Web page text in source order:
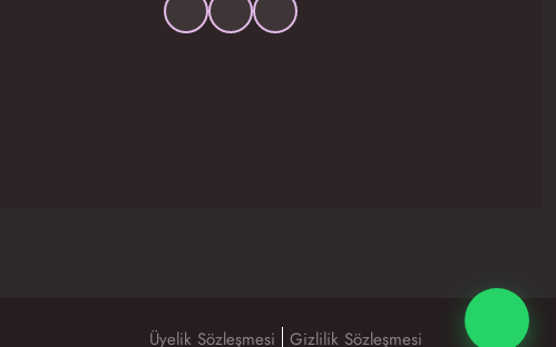
Üyelik Sözleşmesi Gizlilik Sözleşmesi